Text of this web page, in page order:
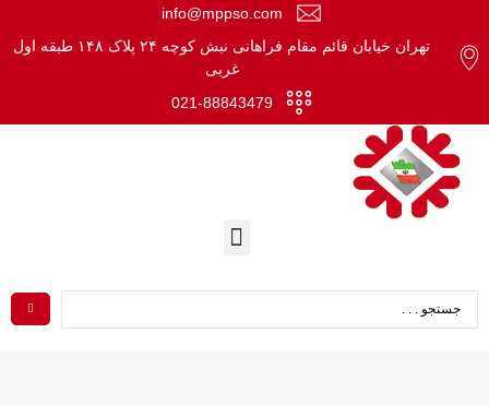
info@mppso.com
تهران خیابان قائم مقام فراهانی نبش کوچه ۲۴ پلاک ۱۴۸ طبقه اول
غربی
021-88843479